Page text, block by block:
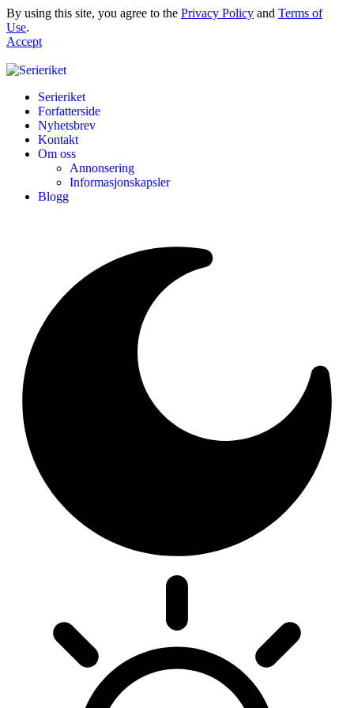
By using this site, you agree to the Privacy Policy and Terms of
Use.
Accept
Serieriket
Forfatterside
Nyhetsbrev
Kontakt
Om oss
Annonsering
Informasjonskapsler
Blogg